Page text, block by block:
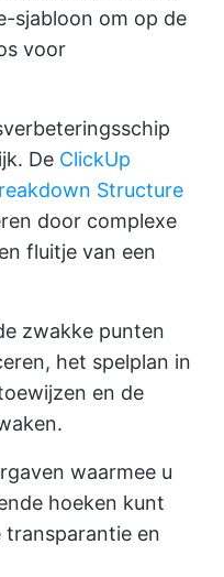
sjabloon om op de
voor
De ClickUp
Structure
door complexe
fluitje van een
zwakke punten
het spelplan in
en de
waarmee u
hoeken kunt
transparantie en